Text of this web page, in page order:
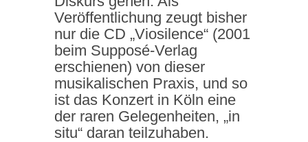
Veröffentlichung zeugt bisher
nur die CD „Viosilence“ (2001
beim Supposé-Verlag
erschienen) von dieser
musikalischen Praxis, und so
ist das Konzert in Köln eine
der raren Gelegenheiten, „in
situ“ daran teilzuhaben.